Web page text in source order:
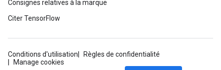
Consignes relatives à la marque
Citer TensorFlow
Conditions d'utilisation
Règles de confidentialité
Manage cookies